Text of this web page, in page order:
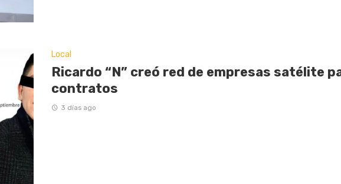
Local
Ricardo “N” creó red de empresas satélite
contratos
3 días ago